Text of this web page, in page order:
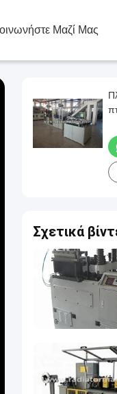
Μαζί Μας
Σχετικά